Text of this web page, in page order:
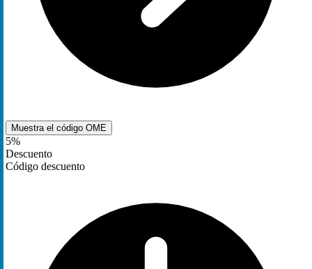
Muestra el código OME
5%
Descuento
Código descuento